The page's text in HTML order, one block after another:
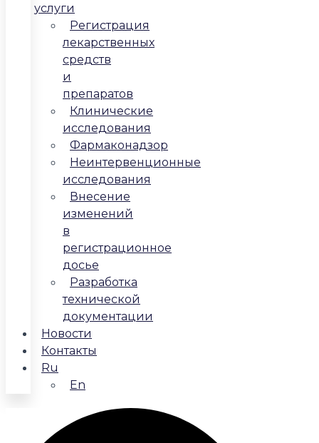
услуги
Регистрация
лекарственных
средств
и
препаратов
Клинические
исследования
Фармаконадзор
Неинтервенционные
исследования
Внесение
изменений
в
регистрационное
досье
Разработка
технической
документации
Новости
Контакты
Ru
En